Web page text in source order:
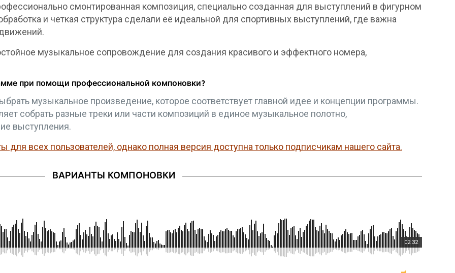
смонтированная композиция, специально созданная для выступлений в фигурном
и четкая структура сделали её идеальной для спортивных выступлений, где важна
музыкальное сопровождение для создания красивого и эффектного номера,
при помощи профессиональной компоновки?
музыкальное произведение, которое соответствует главной идее и концепции программы.
собрать разные треки или части композиций в единое музыкальное полотно,
выступления.
всех пользователей, однако полная версия доступна только подписчикам нашего сайта.
ВАРИАНТЫ КОМПОНОВКИ
02:32